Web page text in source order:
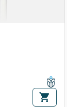
shopping_cart